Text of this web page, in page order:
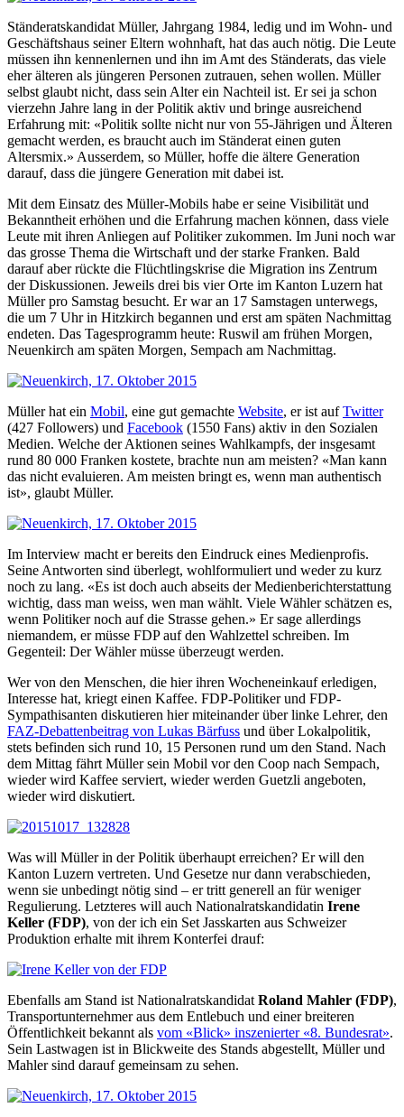
Ständeratskandidat Müller, Jahrgang 1984, ledig und im Wohn- und
Geschäftshaus seiner Eltern wohnhaft, hat das auch nötig. Die Leute
müssen ihn kennenlernen und ihn im Amt des Ständerats, das viele
eher älteren als jüngeren Personen zutrauen, sehen wollen. Müller
selbst glaubt nicht, dass sein Alter ein Nachteil ist. Er sei ja schon
vierzehn Jahre lang in der Politik aktiv und bringe ausreichend
Erfahrung mit: «Politik sollte nicht nur von 55-Jährigen und Älteren
gemacht werden, es braucht auch im Ständerat einen guten
Altersmix.» Ausserdem, so Müller, hoffe die ältere Generation
darauf, dass die jüngere Generation mit dabei ist.
Mit dem Einsatz des Müller-Mobils habe er seine Visibilität und
Bekanntheit erhöhen und die Erfahrung machen können, dass viele
Leute mit ihren Anliegen auf Politiker zukommen. Im Juni noch war
das grosse Thema die Wirtschaft und der starke Franken. Bald
darauf aber rückte die Flüchtlingskrise die Migration ins Zentrum
der Diskussionen. Jeweils drei bis vier Orte im Kanton Luzern hat
Müller pro Samstag besucht. Er war an 17 Samstagen unterwegs,
die um 7 Uhr in Hitzkirch begannen und erst am späten Nachmittag
endeten. Das Tagesprogramm heute: Ruswil am frühen Morgen,
Neuenkirch am späten Morgen, Sempach am Nachmittag.
Müller hat ein Mobil, eine gut gemachte Website, er ist aufTwitter
(427 Followers) und Facebook (1550 Fans) aktiv in den Sozialen
Medien. Welche der Aktionen seines Wahlkampfs, der insgesamt
rund 80 000 Franken kostete, brachte nun am meisten? «Man kann
das nicht evaluieren. Am meisten bringt es, wenn man authentisch
ist», glaubt Müller.
Im Interview macht er bereits den Eindruck eines Medienprofis.
Seine Antworten sind überlegt, wohlformuliert und weder zu kurz
noch zu lang. «Es ist doch auch abseits der Medienberichterstattung
wichtig, dass man weiss, wen man wählt. Viele Wähler schätzen es,
wenn Politiker noch auf die Strasse gehen.» Er sage allerdings
niemandem, er müsse FDP auf den Wahlzettel schreiben. Im
Gegenteil: Der Wähler müsse überzeugt werden.
Wer von den Menschen, die hier ihren Wocheneinkauf erledigen,
Interesse hat, kriegt einen Kaffee. FDP-Politiker und FDP-
Sympathisanten diskutieren hier miteinander über linke Lehrer, den
FAZ-Debattenbeitrag von Lukas Bärfuss und über Lokalpolitik,
stets befinden sich rund 10, 15 Personen rund um den Stand. Nach
dem Mittag fährt Müller sein Mobil vor den Coop nach Sempach,
wieder wird Kaffee serviert, wieder werden Guetzli angeboten,
wieder wird diskutiert.
Was will Müller in der Politik überhaupt erreichen? Er will den
Kanton Luzern vertreten. Und Gesetze nur dann verabschieden,
wenn sie unbedingt nötig sind – er tritt generell an für weniger
Regulierung. Letzteres will auch Nationalratskandidatin Irene
Keller (FDP), von der ich ein Set Jasskarten aus Schweizer
Produktion erhalte mit ihrem Konterfei drauf:
Ebenfalls am Stand ist Nationalratskandidat Roland Mahler (FDP),
Transportunternehmer aus dem Entlebuch und einer breiteren
Öffentlichkeit bekannt als vom «Blick» inszenierter «8. Bundesrat».
Sein Lastwagen ist in Blickweite des Stands abgestellt, Müller und
Mahler sind darauf gemeinsam zu sehen.